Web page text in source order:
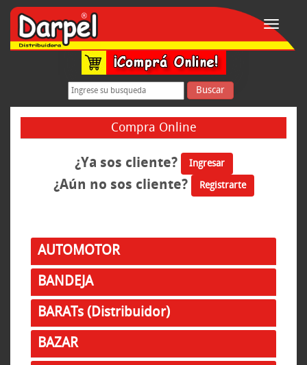
Toggle
Buscar
Compra Online
¿Ya sos cliente? Ingresar
¿Aún no sos cliente? Registrarte
AUTOMOTOR
BANDEJA
BARATs (Distribuidor)
BAZAR